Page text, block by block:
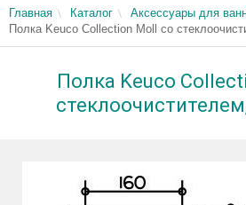
Главная Каталог Аксессуары для
Полка Keuco Collection Moll со
Полка Keuco